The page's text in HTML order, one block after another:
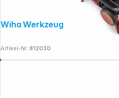
Wiha Werkzeugkoffer XXL III
Artikel-Nr.:812030